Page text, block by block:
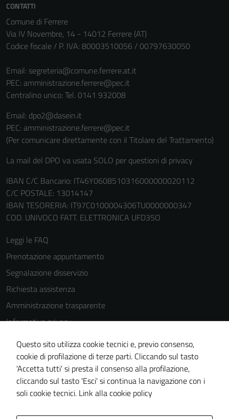
CONTATTI
Comune di Ferrere
Via IV Novembre, 14 - 14012 Ferrere (AT)
Codice fiscale / P. IVA: 80003510056 / 00797630050
Email: segreteria@comune.ferrere.at.it
PEC: amministrazione.ferrere@pec.it
Centralino unico: Tel. 0141 932008
Email: dpo2@dasein.it
PEC: amministrazione.ferrere@pec.it
(Per comunicare direttamente con il Titolare del Trattamento)
La mail del DPO va usata SOLO per questioni di privacy
IBAN C/C Bancario: IT46Y0608510316000000020112
C/C POSTALE: 13014147
IBAN TESORERIA: IT97C0100004306TU0000000347
COD. UNIVOCO FATT. ELETTRONICA UFD35O
Leggi le FAQ
Prenotazione appuntamento
Segnalazione disservizio
Richiesta assistenza
Amministrazione trasparente
Informativa privacy
Cookie Policy
Note legali
Dichiarazione di accessibilità
Piano di miglioramento del sito
Questo sito utilizza cookie tecnici e, previo consenso,
cookie di profilazione di terze parti. Cliccando sul tasto
'Accetta tutti' si presta il consenso alla profilazione,
cliccando sul tasto 'Esci' si continua la navigazione con i
soli cookie tecnici. Link alla cookie policy
informazioni
personali.